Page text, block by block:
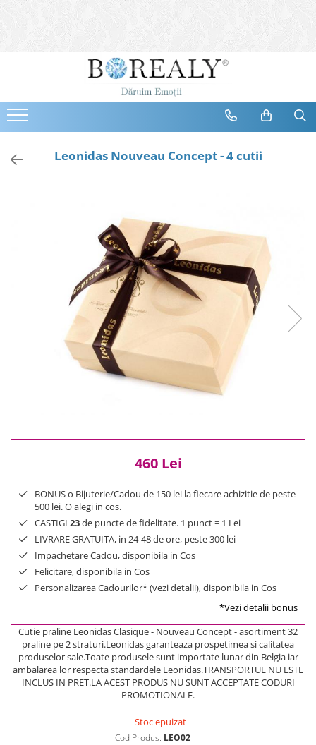
Bijuterii
Cercei
Bratari
Coliere
Bijuterii Mirese
Cele mai noi
Cele mai vandute
0 Lei - 100 Lei
300 Lei - 500 Lei
500 Lei - 1000 Lei
1000 Lei +
Leonidas Nouveau Concept - 4 cutii
460 Lei
BONUS o Bijuterie/Cadou de 150 lei la fiecare achizitie de peste
500 lei. O alegi in cos.
CASTIGI 23de puncte de fidelitate. 1 punct = 1 Lei
LIVRARE GRATUITA, in 24-48 de ore, peste 300 lei
Impachetare Cadou, disponibila in Cos
Felicitare, disponibila in Cos
Personalizarea Cadourilor* (vezi detalii), disponibila in Cos
*Vezi detalii bonus
Cutie praline Leonidas Clasique - Nouveau Concept - asortiment 32
praline pe 2 straturi.Leonidas garanteaza prospetimea si calitatea
produselor sale.Toate produsele sunt importate lunar din Belgia iar
ambalarea lor respecta standardele Leonidas.TRANSPORTUL NU ESTE
INCLUS IN PRET.LA ACEST PRODUS NU SUNT ACCEPTATE CODURI
PROMOTIONALE.
Stoc epuizat
Cod Produs: LEO02